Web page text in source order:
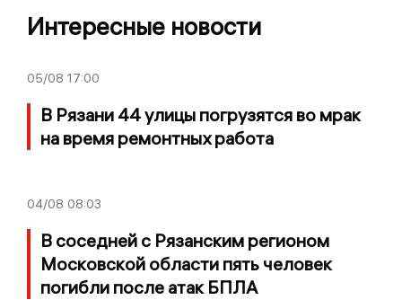
Интересные новости
05/08 17:00
В Рязани 44 улицы погрузятся во мрак
на время ремонтных работа
04/08 08:03
В соседней с Рязанским регионом
Московской области пять человек
погибли после атак БПЛА